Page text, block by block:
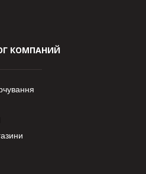
КОМПАНИЙ